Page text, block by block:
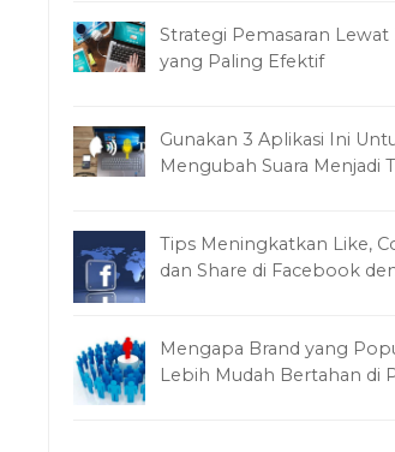
Strategi Pemasaran
yang Paling Efektif
Gunakan 3 Aplikasi Ini
Mengubah Suara Menjadi
Tips Meningkatkan Like,
dan Share di Facebook
Mengapa Brand yang
Lebih Mudah Bertahan di